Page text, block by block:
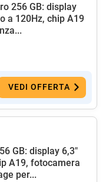
256 GB: display
a 120Hz, chip A19
VEDI OFFERTA
GB: display 6,3"
A19, fotocamera
per...